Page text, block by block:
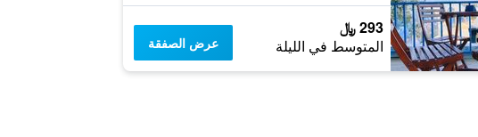
293 ﷼
المتوسط في الليلة عرض الصفقة